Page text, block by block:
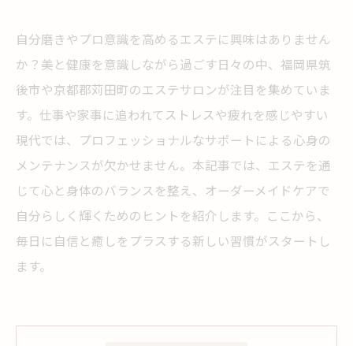
自分磨きやプロ意識を高めるエステに興味はありません
か？美と健康を意識しながら過ごす日々の中、福岡県筑
後市や京都郡苅田町のエステサロンが注目を集めていま
す。仕事や家事に追われてストレスや疲れを感じやすい
現代では、プロフェッショナルなサポートによる心身の
メンテナンスが欠かせません。本記事では、エステを通
じて心と身体のバランスを整え、オーダーメイドケアで
自分らしく輝くためのヒントを紹介します。ここから、
毎日に自信と癒しをプラスする新しい習慣がスタートし
ます。